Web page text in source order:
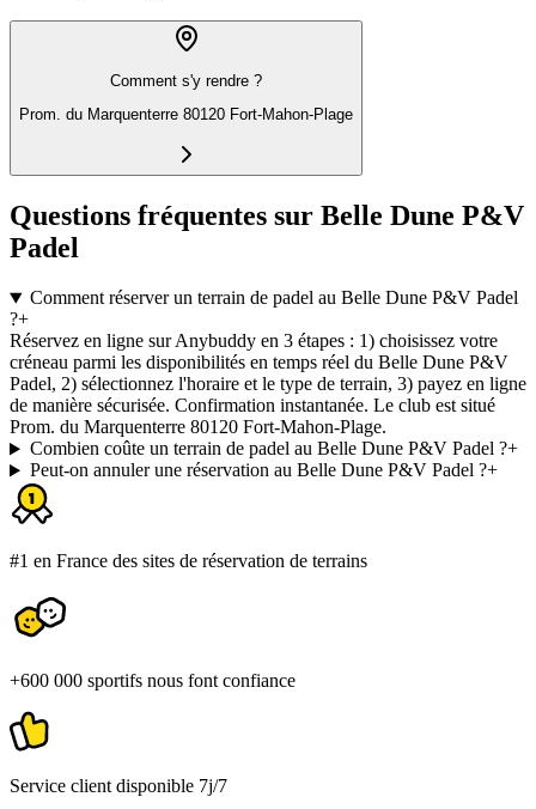
Comment s'y rendre ?
Prom. du Marquenterre 80120 Fort-Mahon-Plage
Questions fréquentes sur Belle Dune P&V
Padel
Comment réserver un terrain de padel au Belle Dune P&V Padel
?+
Réservez en ligne sur Anybuddy en 3 étapes : 1) choisissez votre
créneau parmi les disponibilités en temps réel du Belle Dune P&V
Padel, 2) sélectionnez l'horaire et le type de terrain, 3) payez en ligne
de manière sécurisée. Confirmation instantanée. Le club est situé
Prom. du Marquenterre 80120 Fort-Mahon-Plage.
Combien coûte un terrain de padel au Belle Dune P&V Padel ?+
Peut-on annuler une réservation au Belle Dune P&V Padel ?+
#1 en France des sites de réservation de terrains
+600 000 sportifs nous font confiance
Service client disponible 7j/7